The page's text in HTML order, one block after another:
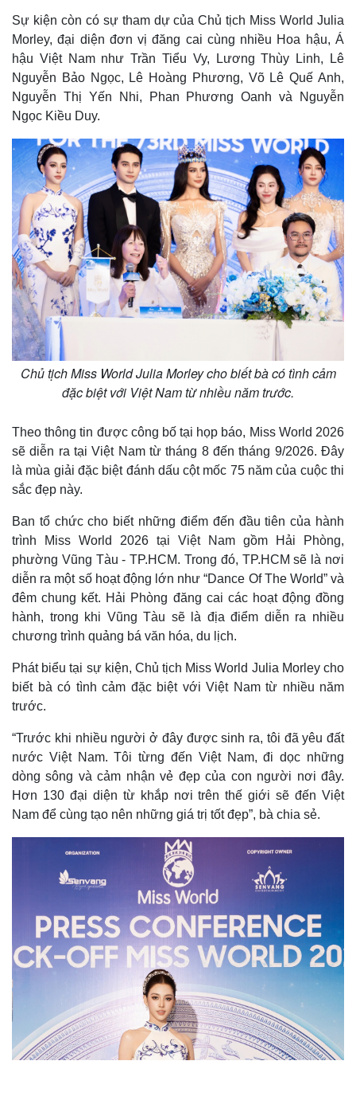
Tin nóng
Tư vấn luật
Quân sự - Quốc phòng
Việt Nam
Phân tích
Sự kiện còn có sự tham dự của Chủ tịch Miss World Julia
Morley, đại diện đơn vị đăng cai cùng nhiều Hoa hậu, Á
hậu Việt Nam như Trần Tiểu Vy, Lương Thùy Linh, Lê
Nguyễn Bảo Ngọc, Lê Hoàng Phương, Võ Lê Quế Anh,
Nguyễn Thị Yến Nhi, Phan Phương Oanh và Nguyễn
Ngọc Kiều Duy.
Chủ tịch Miss World Julia Morley cho biết bà có tình cảm
đặc biệt với Việt Nam từ nhiều năm trước.
Theo thông tin được công bố tại họp báo, Miss World 2026
sẽ diễn ra tại Việt Nam từ tháng 8 đến tháng 9/2026. Đây
là mùa giải đặc biệt đánh dấu cột mốc 75 năm của cuộc thi
sắc đẹp này.
Ban tổ chức cho biết những điểm đến đầu tiên của hành
trình Miss World 2026 tại Việt Nam gồm Hải Phòng,
phường Vũng Tàu - TP.HCM. Trong đó, TP.HCM sẽ là nơi
diễn ra một số hoạt động lớn như “Dance Of The World” và
đêm chung kết. Hải Phòng đăng cai các hoạt động đồng
hành, trong khi Vũng Tàu sẽ là địa điểm diễn ra nhiều
chương trình quảng bá văn hóa, du lịch.
Phát biểu tại sự kiện, Chủ tịch Miss World Julia Morley cho
biết bà có tình cảm đặc biệt với Việt Nam từ nhiều năm
trước.
“Trước khi nhiều người ở đây được sinh ra, tôi đã yêu đất
nước Việt Nam. Tôi từng đến Việt Nam, đi dọc những
dòng sông và cảm nhận vẻ đẹp của con người nơi đây.
Hơn 130 đại diện từ khắp nơi trên thế giới sẽ đến Việt
Nam để cùng tạo nên những giá trị tốt đẹp”, bà chia sẻ.